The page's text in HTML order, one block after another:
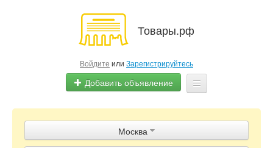
Товары.рф
Войдите или Зарегистрируйтесь
Добавить объявление
Объявления
Москва